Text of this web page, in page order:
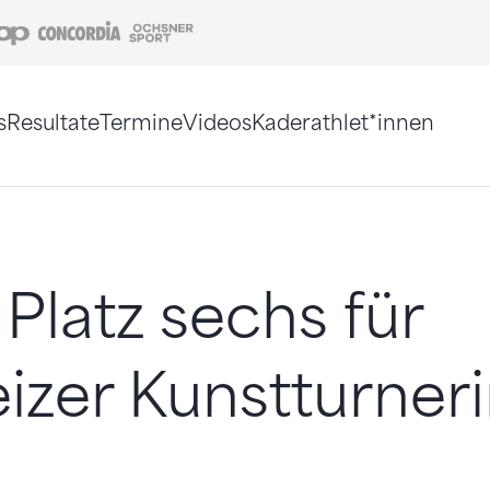
Coop Concordia
ResultateTermineVideosKaderathlet*innen
Platz sechs für